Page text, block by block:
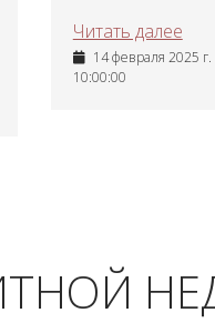
Читать далее
14 февраля 2025 г.
10:00:00